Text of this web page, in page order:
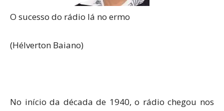
O sucesso do rádio lá no ermo
(Hélverton Baiano)
No início da década de 1940, o rádio chegou nos